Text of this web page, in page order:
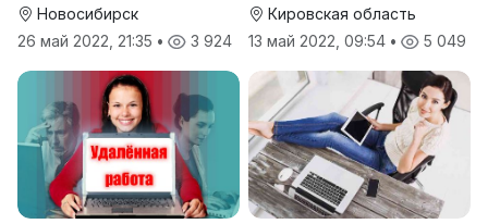
Новосибирск
26 май 2022, 21:35 • 3 924
Кировская область
13 май 2022, 09:54 • 5 049